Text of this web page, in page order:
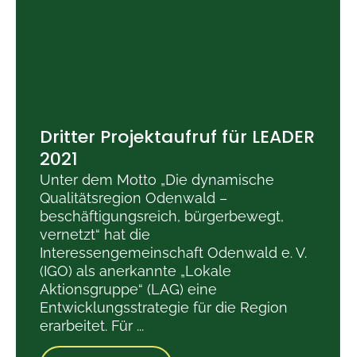
Dritter Projektaufruf für LEADER
2021
Unter dem Motto „Die dynamische
Qualitätsregion Odenwald –
beschäftigungsreich, bürgerbewegt,
vernetzt“ hat die
Interessengemeinschaft Odenwald e. V.
(IGO) als anerkannte „Lokale
Aktionsgruppe“ (LAG) eine
Entwicklungsstrategie für die Region
erarbeitet. Für ...